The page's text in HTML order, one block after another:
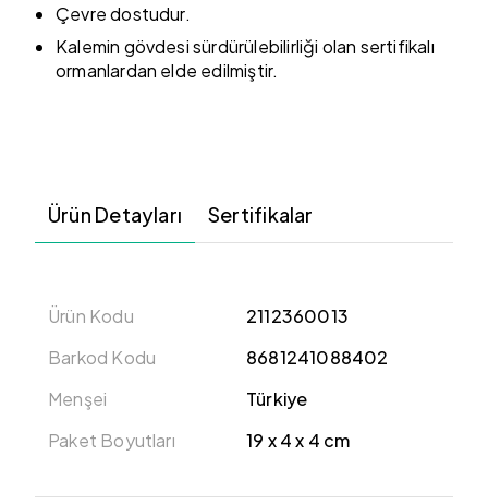
Çevre dostudur.
Kalemin gövdesi sürdürülebilirliği olan sertifikalı
ormanlardan elde edilmiştir.
Ürün Detayları Sertifikalar
Ürün Kodu
2112360013
Barkod Kodu
8681241088402
Menşei
Türkiye
Paket Boyutları
19 x 4 x 4 cm